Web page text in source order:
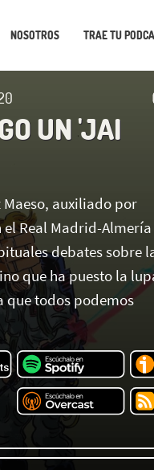
NOSOTROS TRAE TU
UN 'JAI
auxiliado por
el Real Madrid-Almería
debates sobre
que ha puesto la
que todos podemos